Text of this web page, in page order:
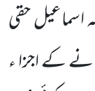
حقی
کے اجزا ء